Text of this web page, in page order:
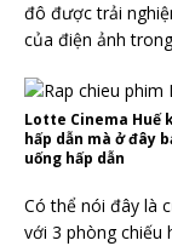
đô được trải
của điện ảnh
Lotte Cinema Huế
hấp dẫn mà ở đây
uống hấp dẫn
Có thể nói đây là
với 3 phòng chiếu